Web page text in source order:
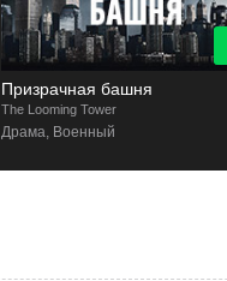
Призрачная башня
The Looming Tower
Драма, Военный